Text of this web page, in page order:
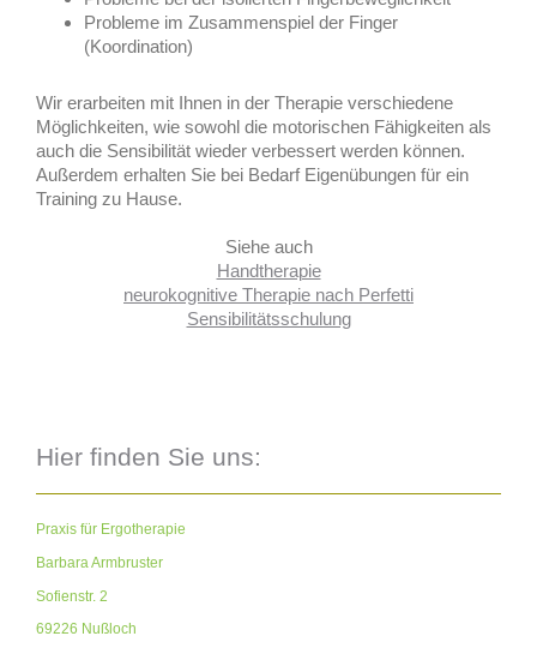
Probleme im Zusammenspiel der Finger
(Koordination)
Wir erarbeiten mit Ihnen in der Therapie verschiedene
Möglichkeiten, wie sowohl die motorischen Fähigkeiten als
auch die Sensibilität wieder verbessert werden können.
Außerdem erhalten Sie bei Bedarf Eigenübungen für ein
Training zu Hause.
Siehe auch
Handtherapie
neurokognitive Therapie nach Perfetti
Sensibilitätsschulung
Hier finden Sie uns:
Praxis für Ergotherapie
Barbara Armbruster
Sofienstr. 2
69226 Nußloch